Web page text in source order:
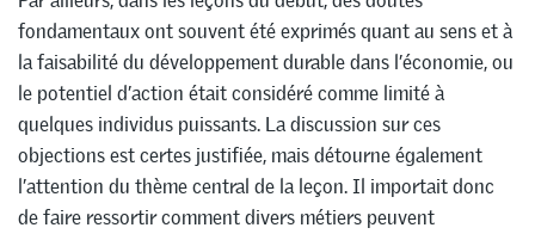
fondamentaux ont souvent été exprimés quant au sens et à
la faisabilité du développement durable dans l’économie, ou
le potentiel d’action était considéré comme limité à
quelques individus puissants. La discussion sur ces
objections est certes justifiée, mais détourne également
l’attention du thème central de la leçon. Il importait donc
de faire ressortir comment divers métiers peuvent